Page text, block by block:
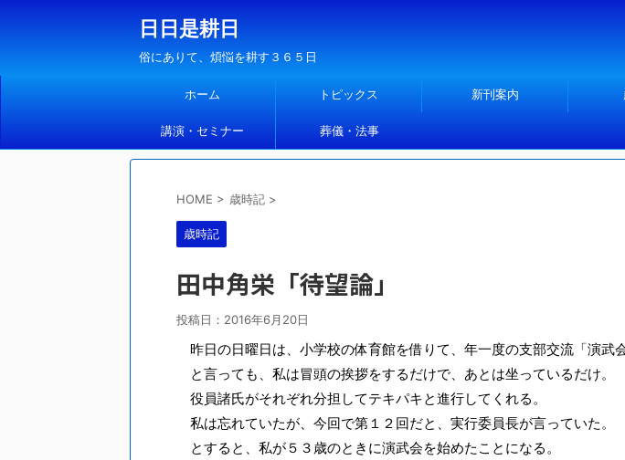
日日是耕日
俗にありて、煩悩を耕す３６５日
ホーム トピックス 新刊案内
講演・セミナー 葬儀・法事
HOME > 歳時記 >
歳時記
田中角栄「待望論」
投稿日： 2016年6月20日
昨日の日曜日は、小学校の体育館を借りて、年一度の支部交流「演武
と言っても、私は冒頭の挨拶をするだけで、あとは坐っているだけ。
役員諸氏がそれぞれ分担してテキパキと進行してくれる。
私は忘れていたが、今回で第１２回だと、実行委員長が言っていた。
とすると、私が５３歳のときに演武会を始めたことになる。